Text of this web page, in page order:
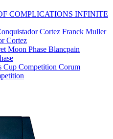
COMPLICATIONS INFINITE
Franck Muller
Cortez
Blancpain
Corum